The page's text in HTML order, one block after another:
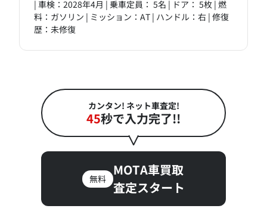
| 車検：2028年4月 | 乗車定員： 5名 | ドア： 5枚 | 燃
料：ガソリン | ミッション：AT | ハンドル：右 | 修復
歴：未修復
カンタン! ネット車査定!
45秒で入力完了!!
無料
MOTA車買取
査定スタート